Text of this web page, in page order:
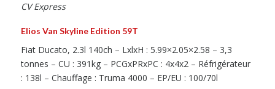
CV Express
Elios Van Skyline Edition 59T
Fiat Ducato, 2.3l 140ch – LxlxH : 5.99×2.05×2.58 – 3,3
tonnes – CU : 391kg – PCGxPRxPC : 4x4x2 – Réfrigérateur
: 138l – Chauffage : Truma 4000 – EP/EU : 100/70l